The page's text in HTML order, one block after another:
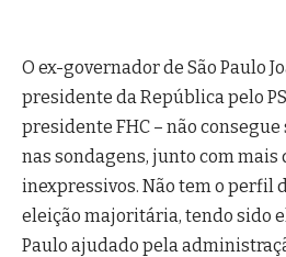
O ex-governador de São Paulo
presidente da República pelo
presidente FHC – não
nas sondagens, junto com
inexpressivos. Não tem o perfil
eleição majoritária, tendo sido
Paulo ajudado pela